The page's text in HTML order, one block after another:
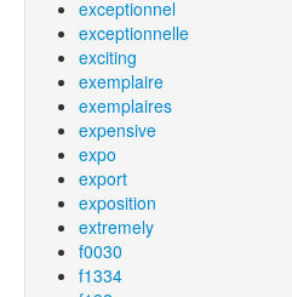
exceptionnel
exceptionnelle
exciting
exemplaire
exemplaires
expensive
expo
export
exposition
extremely
f0030
f1334